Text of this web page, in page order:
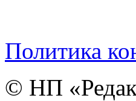
Политика
© НП